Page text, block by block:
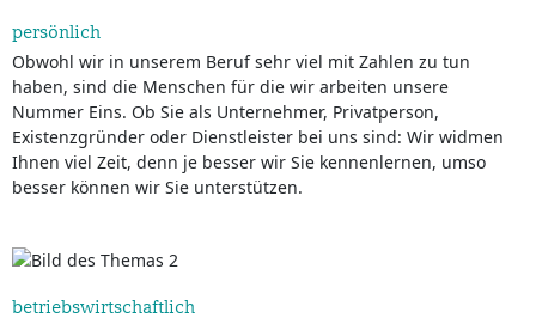
persönlich
Obwohl wir in unserem Beruf sehr viel mit Zahlen zu tun
haben, sind die Menschen für die wir arbeiten unsere
Nummer Eins. Ob Sie als Unternehmer, Privatperson,
Existenzgründer oder Dienstleister bei uns sind: Wir widmen
Ihnen viel Zeit, denn je besser wir Sie kennenlernen, umso
besser können wir Sie unterstützen.
betriebswirtschaftlich